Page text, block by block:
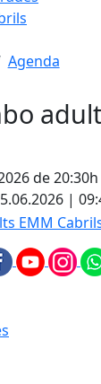
Agenda
de 20:30h
|
Cabrils